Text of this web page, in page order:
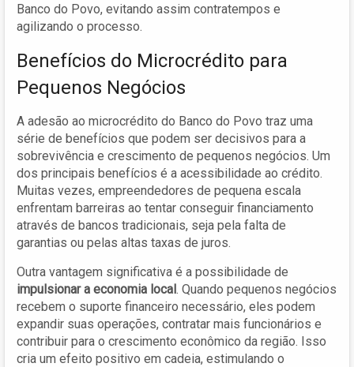
Banco do Povo, evitando assim contratempos e
agilizando o processo.
Benefícios do Microcrédito para
Pequenos Negócios
A adesão ao microcrédito do Banco do Povo traz uma
série de benefícios que podem ser decisivos para a
sobrevivência e crescimento de pequenos negócios. Um
dos principais benefícios é a acessibilidade ao crédito.
Muitas vezes, empreendedores de pequena escala
enfrentam barreiras ao tentar conseguir financiamento
através de bancos tradicionais, seja pela falta de
garantias ou pelas altas taxas de juros.
Outra vantagem significativa é a possibilidade de
impulsionar a economia local. Quando pequenos negócios
recebem o suporte financeiro necessário, eles podem
expandir suas operações, contratar mais funcionários e
contribuir para o crescimento econômico da região. Isso
cria um efeito positivo em cadeia, estimulando o